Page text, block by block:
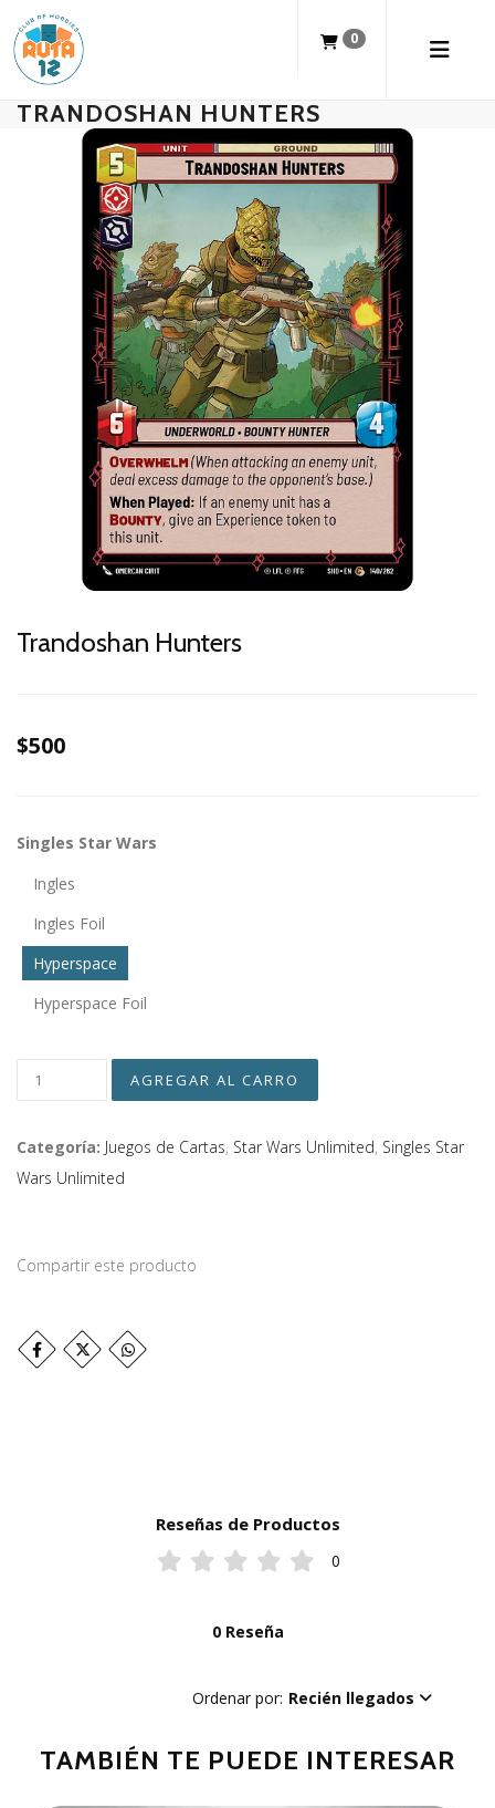
0
TRANDOSHAN HUNTERS
Trandoshan Hunters
$500
Singles Star Wars
Ingles
Ingles Foil
Hyperspace
Hyperspace Foil
Categoría: Juegos de Cartas, Star Wars Unlimited, Singles Star
Wars Unlimited
Compartir este producto
Reseñas de Productos
0
0 Reseña
Ordenar por: Recién llegados
TAMBIÉN TE PUEDE INTERESAR